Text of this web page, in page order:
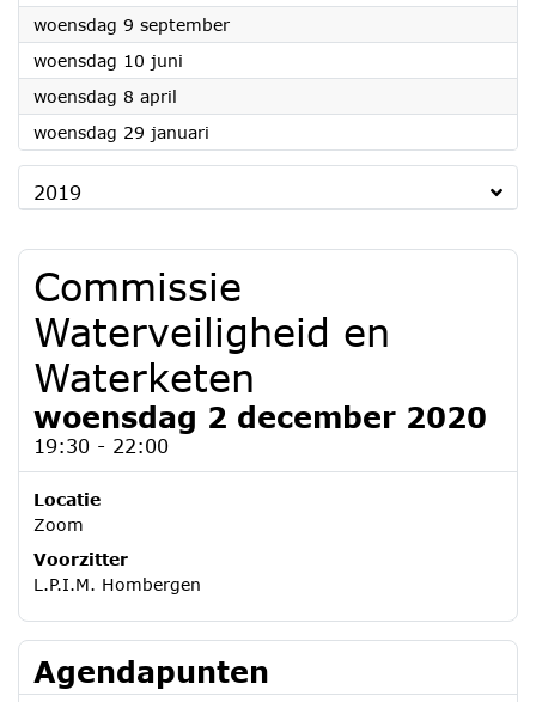
woensdag 9 september2020
woensdag 10 juni
woensdag 8 april
woensdag 29 januari
2019
Commissie
Waterveiligheid en
Waterketen
woensdag 2 december 2020
19:30 - 22:00
Locatie
Zoom
Voorzitter
L.P.I.M. Hombergen
Agendapunten